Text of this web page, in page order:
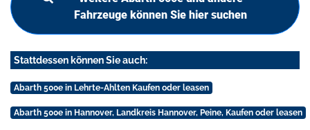
Fahrzeuge können Sie hier suchen
Stattdessen können Sie auch:
Abarth 500e in Lehrte-Ahlten Kaufen oder leasen
Abarth 500e in Hannover, Landkreis Hannover, Peine, Kaufen oder leasen